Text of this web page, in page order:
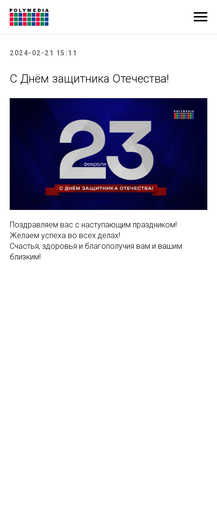
2024-02-21 15:11
C Днём защитника Отечества!
Поздравляем вас с наступающим праздником!
Желаем успеха во всех делах!
Счастья, здоровья и благополучия вам и вашим
близким!